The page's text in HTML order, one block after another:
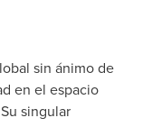
sin ánimo de
en el espacio
singular